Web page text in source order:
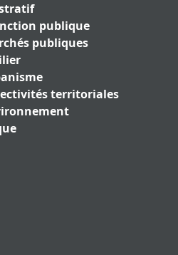
publique
publiques
territoriales